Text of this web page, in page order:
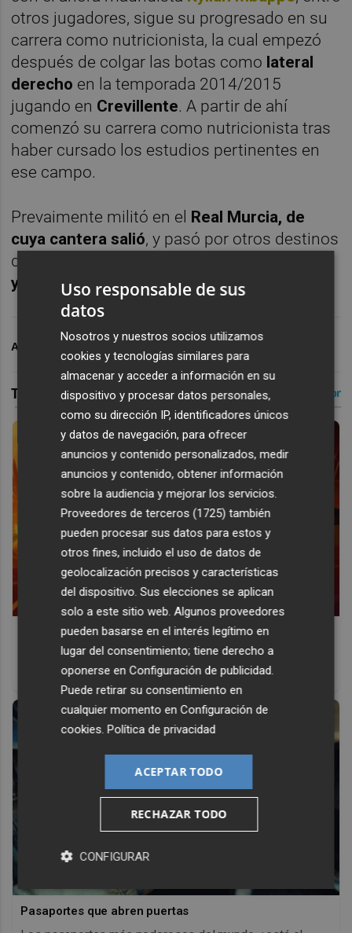
otros jugadores, sigue su progresado en su
carrera como nutricionista, la cual empezó
después de colgar las botas como lateral
derecho en la temporada 2014/2015
jugando en Crevillente. A partir de ahí
comenzó su carrera como nutricionista tras
haber cursado los estudios pertinentes en
ese campo.
Prevaimente militó en el Real Murcia, de
cuya cantera salió, y pasó por otros destinos
de la Región -
y Moratalla -.
ARCHIVADO EN FÚTBOL
Corepunk MMORPG
Un verdadero MMORPG de la vieja escuela ¡Cómo los de
antes, pero mejor!
Pasaportes que abren puertas
Uso responsable de sus
datos
Nosotros y nuestros socios utilizamos
cookies y tecnologías similares para
almacenar y acceder a información en su
dispositivo y procesar datos personales,
como su dirección IP, identificadores únicos
y datos de navegación, para ofrecer
anuncios y contenido personalizados, medir
anuncios y contenido, obtener información
sobre la audiencia y mejorar los servicios.
Proveedores de terceros (1725) también
pueden procesar sus datos para estos y
otros fines, incluido el uso de datos de
geolocalización precisos y características
del dispositivo. Sus elecciones se aplican
solo a este sitio web. Algunos proveedores
pueden basarse en el interés legítimo en
lugar del consentimiento; tiene derecho a
oponerse enConfiguración de publicidad.
Puede retirar su consentimiento en
cualquier momento enConfiguración de
cookies.Política de privacidad
ACEPTAR TODO
RECHAZAR TODO
CONFIGURAR